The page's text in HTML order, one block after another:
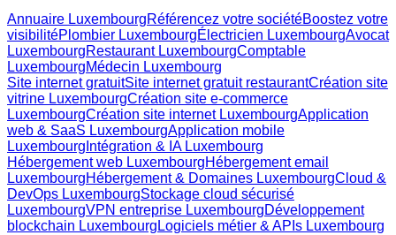
Annuaire LuxembourgRéférencez votre sociétéBoostez votre
visibilitéPlombier LuxembourgÉlectricien LuxembourgAvocat
LuxembourgRestaurant LuxembourgComptable
LuxembourgMédecin Luxembourg
Site internet gratuitSite internet gratuit restaurantCréation site
vitrine LuxembourgCréation site e-commerce
LuxembourgCréation site internet LuxembourgApplication
web & SaaS LuxembourgApplication mobile
Luxembourg Intégration & IA Luxembourg
Hébergement web LuxembourgHébergement email
LuxembourgHébergement & Domaines LuxembourgCloud &
DevOps LuxembourgStockage cloud sécurisé
LuxembourgVPN entreprise LuxembourgDéveloppement
blockchain Luxembourg Logiciels métier & APIs Luxembourg